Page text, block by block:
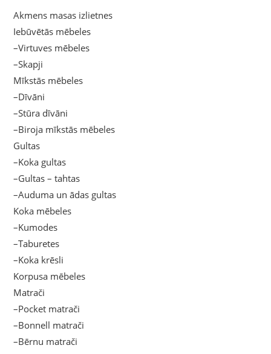
Akmens masas izlietnes
Iebūvētās mēbeles
–Virtuves mēbeles
–Skapji
Mīkstās mēbeles
–Dīvāni
–Stūra dīvāni
–Biroja mīkstās mēbeles
Gultas
–Koka gultas
–Gultas – tahtas
–Auduma un ādas gultas
Koka mēbeles
–Kumodes
–Taburetes
–Koka krēsli
Korpusa mēbeles
Matrači
–Pocket matrači
–Bonnell matrači
–Bērnu matrači